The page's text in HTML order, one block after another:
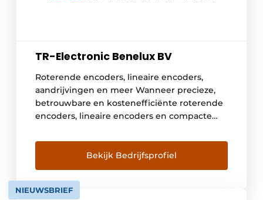
TR-Electronic Benelux BV
Roterende encoders, lineaire encoders,
aandrijvingen en meer Wanneer precieze,
betrouwbare en kostenefficiënte roterende
encoders, lineaire encoders en compacte
automatiseringstechnologie, kunt u niet om
TR-Electronic heen. Onze roterende
encoders, lineaire encoders en
aandrijvingen worden wereldwijd toegepast
in talloze industrieën: bijvoorbeeld voor
Bekijk Bedrijfsprofiel
NIEUWSBRIEF